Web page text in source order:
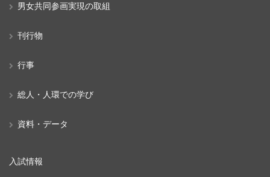
男女共同参画実現の取組
刊行物
行事
総人・人環での学び
資料・データ
入試情報